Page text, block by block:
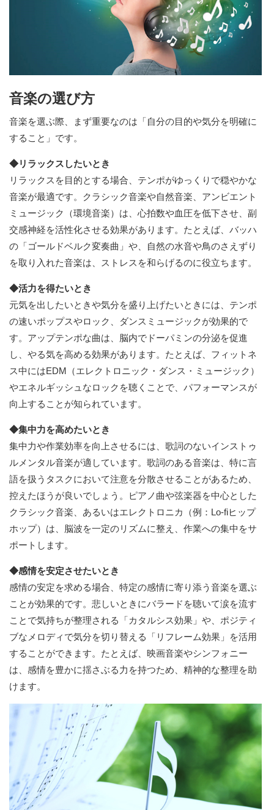
音楽の選び方
音楽を選ぶ際、まず重要なのは「自分の目的や気分を明確に
すること」です。
◆リラックスしたいとき
リラックスを目的とする場合、テンポがゆっくりで穏やかな
音楽が最適です。クラシック音楽や自然音楽、アンビエント
ミュージック（環境音楽）は、心拍数や血圧を低下させ、副
交感神経を活性化させる効果があります。たとえば、バッハ
の「ゴールドベルク変奏曲」や、自然の水音や鳥のさえずり
を取り入れた音楽は、ストレスを和らげるのに役立ちます。
◆活力を得たいとき
元気を出したいときや気分を盛り上げたいときには、テンポ
の速いポップスやロック、ダンスミュージックが効果的で
す。アップテンポな曲は、脳内でドーパミンの分泌を促進
し、やる気を高める効果があります。たとえば、フィットネ
ス中にはEDM（エレクトロニック・ダンス・ミュージック）
やエネルギッシュなロックを聴くことで、パフォーマンスが
向上することが知られています。
◆集中力を高めたいとき
集中力や作業効率を向上させるには、歌詞のないインストゥ
ルメンタル音楽が適しています。歌詞のある音楽は、特に言
語を扱うタスクにおいて注意を分散させることがあるため、
控えたほうが良いでしょう。ピアノ曲や弦楽器を中心とした
クラシック音楽、あるいはエレクトロニカ（例：Lo-fiヒップ
ホップ）は、脳波を一定のリズムに整え、作業への集中をサ
ポートします。
◆感情を安定させたいとき
感情の安定を求める場合、特定の感情に寄り添う音楽を選ぶ
ことが効果的です。悲しいときにバラードを聴いて涙を流す
ことで気持ちが整理される「カタルシス効果」や、ポジティ
ブなメロディで気分を切り替える「リフレーム効果」を活用
することができます。たとえば、映画音楽やシンフォニー
は、感情を豊かに揺さぶる力を持つため、精神的な整理を助
けます。